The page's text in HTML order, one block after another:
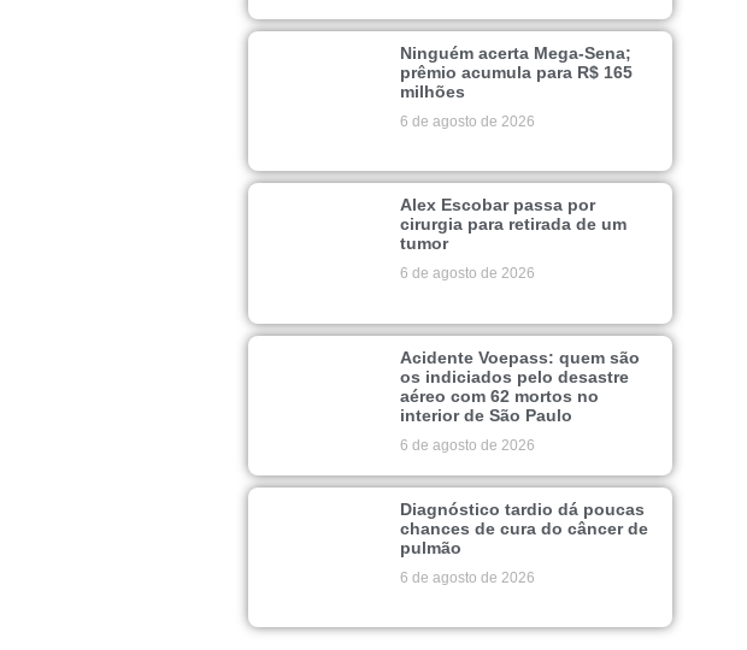
Ninguém acerta Mega-Sena;
prêmio acumula para R$ 165
milhões
6 de agosto de 2026
Alex Escobar passa por
cirurgia para retirada de um
tumor
6 de agosto de 2026
Acidente Voepass: quem são
os indiciados pelo desastre
aéreo com 62 mortos no
interior de São Paulo
6 de agosto de 2026
Diagnóstico tardio dá poucas
chances de cura do câncer de
pulmão
6 de agosto de 2026